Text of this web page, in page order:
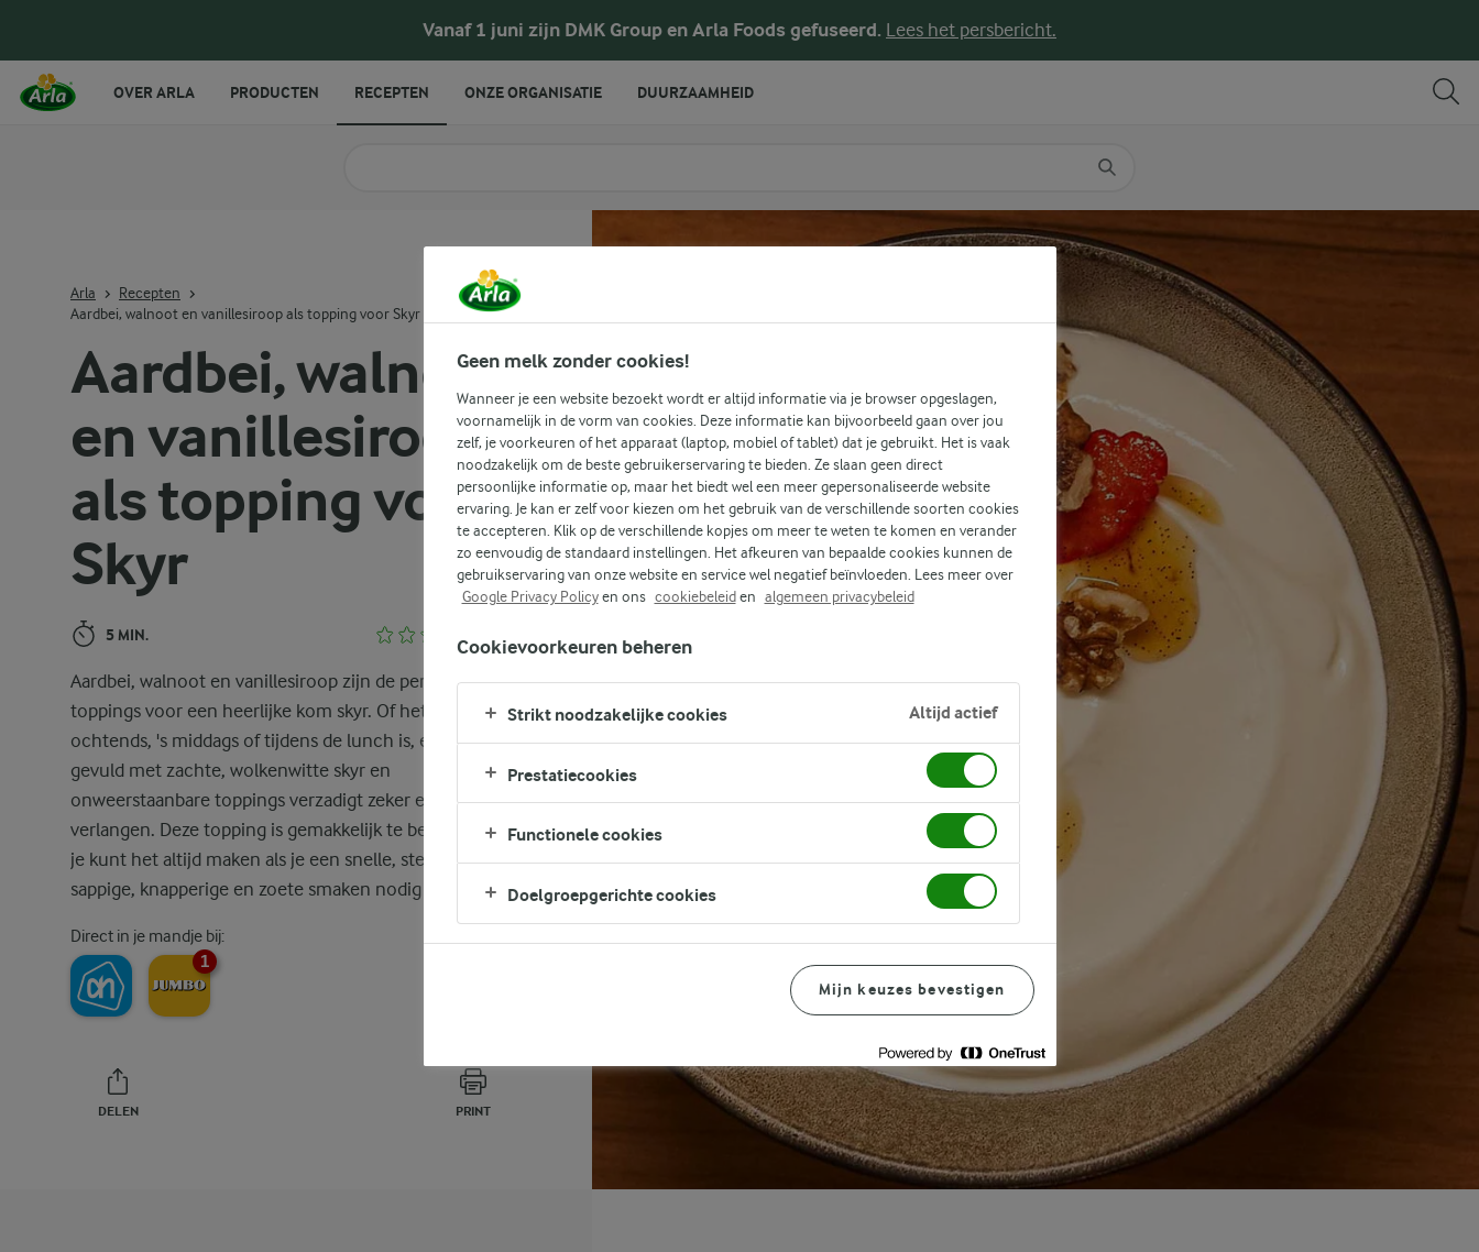
Vanaf 1 juni zijn DMK Group en Arla Foods gefuseerd. Lees het persbericht.
Aardbei, walnoot
en vanillesiroop
als topping voor
Skyr
5 MIN.
Aardbei, walnoot en vanillesiroop zijn de perfecte
toppings voor een heerlijke kom skyr. Of het nu 's
ochtends, 's middags of tijdens de lunch is, een kom
gevuld met zachte, wolkenwitte skyr en
onweerstaanbare toppings verzadigt zeker elk
verlangen. Deze topping is gemakkelijk te bereiden en
je kunt het altijd maken als je een snelle, stevige hap vol
sappige, knapperige en zoete smaken nodig hebt.
Direct in je mandje bij:
1
DELEN PRINT
Arla
Recepten
Aardbei, walnoot en vanillesiroop als topping voor Skyr
OVER ARLA PRODUCTEN RECEPTEN ONZE ORGANISATIE DUURZAAMHEID
Geen melk zonder cookies!
Wanneer je een website bezoekt wordt er altijd informatie via je browser opgeslagen,
voornamelijk in de vorm van cookies. Deze informatie kan bijvoorbeeld gaan over jou
zelf, je voorkeuren of het apparaat (laptop, mobiel of tablet) dat je gebruikt. Het is vaak
noodzakelijk om de beste gebruikerservaring te bieden. Ze slaan geen direct
persoonlijke informatie op, maar het biedt wel een meer gepersonaliseerde website
ervaring. Je kan er zelf voor kiezen om het gebruik van de verschillende soorten cookies
te accepteren. Klik op de verschillende kopjes om meer te weten te komen en verander
zo eenvoudig de standaard instellingen. Het afkeuren van bepaalde cookies kunnen de
gebruikservaring van onze website en service wel negatief beïnvloeden. Lees meer over
Google Privacy Policyen ons cookiebeleiden algemeen privacybeleid
Cookievoorkeuren beheren
Strikt noodzakelijke cookies Altijd actief
Prestatiecookies
Functionele cookies
Doelgroepgerichte cookies
Mijn keuzes bevestigen